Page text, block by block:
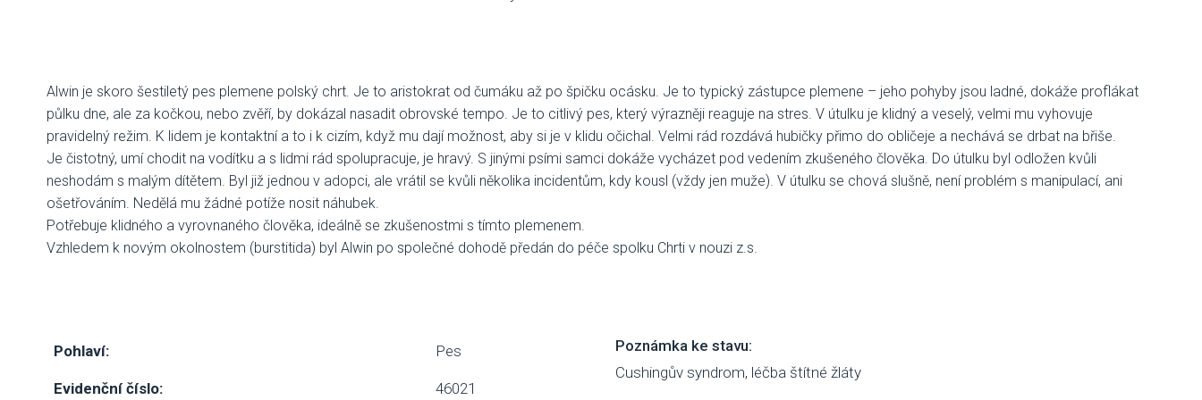
Alwin je skoro šestiletý pes plemene polský chrt. Je to aristokrat od čumáku až po špičku ocásku. Je to typický zástupce plemene – jeho pohyby jsou ladné, dokáže proflákat
půlku dne, ale za kočkou, nebo zvěří, by dokázal nasadit obrovské tempo. Je to citlivý pes, který výrazněji reaguje na stres. V útulku je klidný a veselý, velmi mu vyhovuje
pravidelný režim. K lidem je kontaktní a to i k cizím, když mu dají možnost, aby si je v klidu očichal. Velmi rád rozdává hubičky přimo do obličeje a nechává se drbat na břiše.
Je čistotný, umí chodit na vodítku a s lidmi rád spolupracuje, je hravý. S jinými psími samci dokáže vycházet pod vedením zkušeného člověka. Do útulku byl odložen kvůli
neshodám s malým dítětem. Byl již jednou v adopci, ale vrátil se kvůli několika incidentům, kdy kousl (vždy jen muže). V útulku se chová slušně, není problém s manipulací, ani
ošetřováním. Nedělá mu žádné potíže nosit náhubek.
Potřebuje klidného a vyrovnaného člověka, ideálně se zkušenostmi s tímto plemenem.
Vzhledem k novým okolnostem (burstitida) byl Alwin po společné dohodě předán do péče spolku Chrti v nouzi z.s.
Pohlaví: Pes
Evidenční číslo: 46021
Poznámka ke stavu:
Cushingův syndrom, léčba štítné žláty